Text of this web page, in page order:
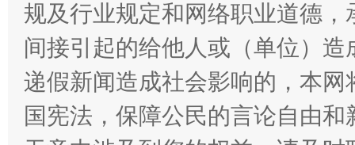
千年窑火 生生不息
规及行业规定和网络职业道德
间接引起的给他人或（单位）
递假新闻造成社会影响的，本
国宪法，保障公民的言论自由